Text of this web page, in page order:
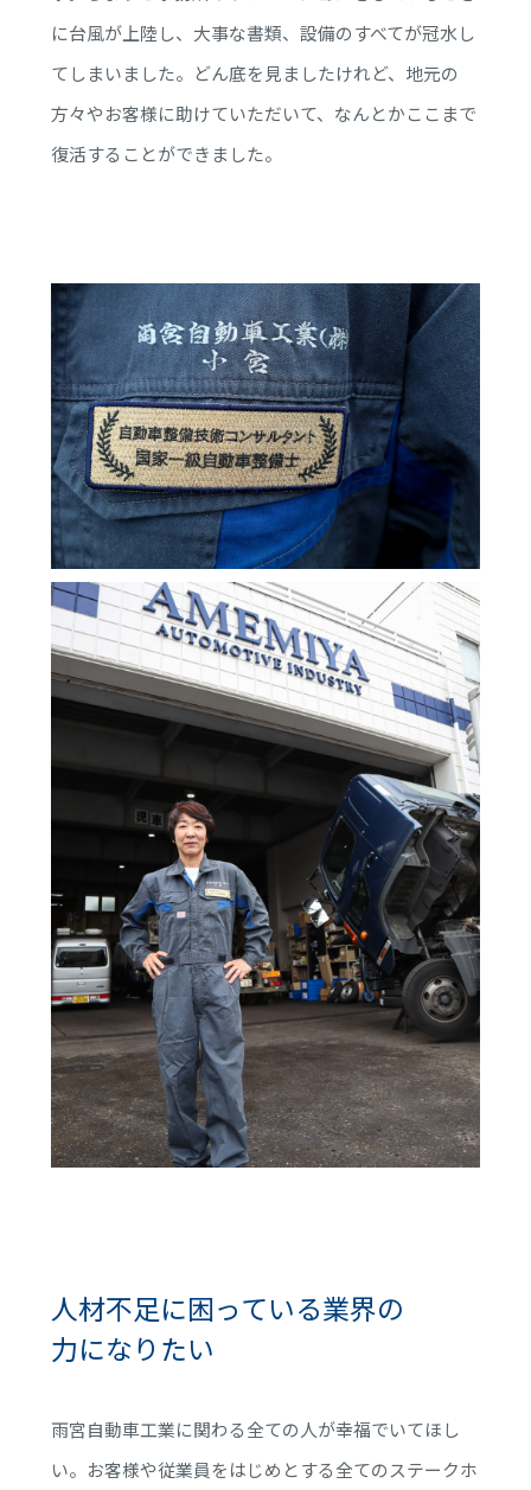
に台風が上陸し、大事な書類、設備のすべてが冠水し
てしまいました。どん底を見ましたけれど、地元の
方々やお客様に助けていただいて、なんとかここまで
復活することができました。
人材不足に困っている業界の
力になりたい
雨宮自動車工業に関わる全ての人が幸福でいてほし
い。お客様や従業員をはじめとする全てのステークホ